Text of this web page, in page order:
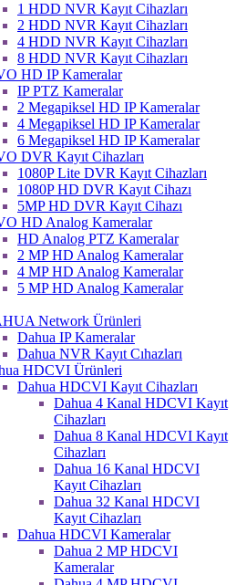
1 HDD NVR Kayıt Cihazları
2 HDD NVR Kayıt Cihazları
4 HDD NVR Kayıt Cihazları
8 HDD NVR Kayıt Cihazları
HD IP Kameralar
IP PTZ Kameralar
2 Megapiksel HD IP Kameralar
4 Megapiksel HD IP Kameralar
6 Megapiksel HD IP Kameralar
DVR Kayıt Cihazları
1080P Lite DVR Kayıt Cihazları
1080P HD DVR Kayıt Cihazı
5MP HD DVR Kayıt Cihazı
HD Analog Kameralar
HD Analog PTZ Kameralar
2 MP HD Analog Kameralar
4 MP HD Analog Kameralar
5 MP HD Analog Kameralar
Network Ürünleri
Dahua IP Kameralar
Dahua NVR Kayıt Cıhazları
HDCVI Ürünleri
Dahua HDCVI Kayıt Cihazları
Dahua 4 Kanal HDCVI Kayıt
Cihazları
Dahua 8 Kanal HDCVI Kayıt
Cihazları
Dahua 16 Kanal HDCVI
Kayıt Cihazları
Dahua 32 Kanal HDCVI
Kayıt Cihazları
Dahua HDCVI Kameralar
Dahua 2 MP HDCVI
Kameralar